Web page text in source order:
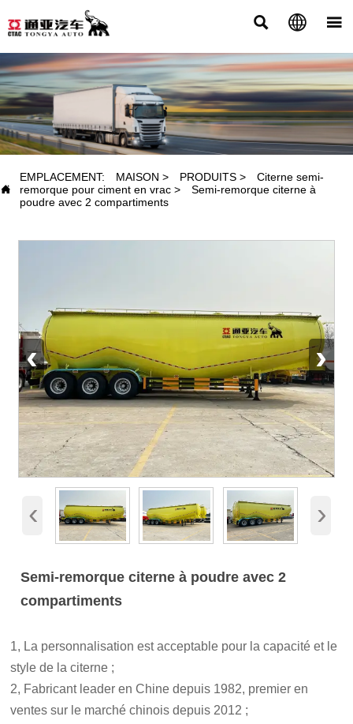
  
PRODUITS

EMPLACEMENT: MAISON > PRODUITS >
Citerne semi-
remorque pour ciment en vrac >
Semi-remorque citerne à
poudre avec 2 compartiments
‹ ›
‹ ›
Semi-remorque citerne à poudre avec 2
compartiments
1, La personnalisation est acceptable pour la capacité et le
style de la citerne ;
2, Fabricant leader en Chine depuis 1982, premier en
ventes sur le marché chinois depuis 2012 ;